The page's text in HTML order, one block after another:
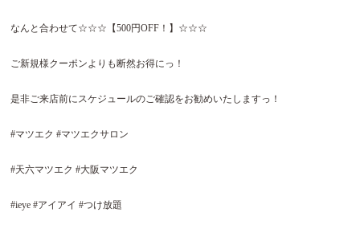
なんと合わせて☆☆☆ 【500円OFF！】 ☆☆☆
ご新規様クーポンよりも断然お得にっ！
是非ご来店前にスケジュールのご確認をお勧めいたしますっ！
#マツエク #マツエクサロン
#天六マツエク #大阪マツエク
#ieye #アイアイ #つけ放題